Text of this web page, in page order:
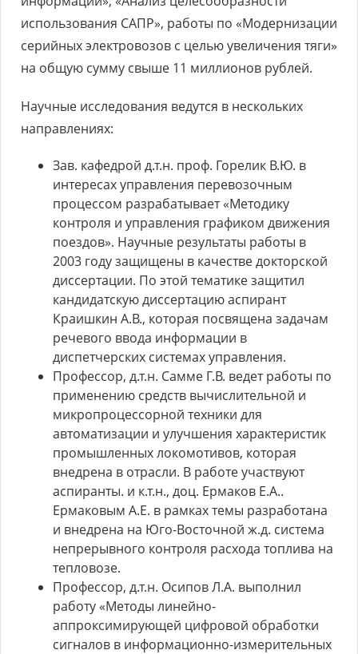
использования САПР», работы по «Модернизации
серийных электровозов с целью увеличения тяги»
на общую сумму свыше 11 миллионов рублей.
Научные исследования ведутся в нескольких
направлениях:
Зав. кафедрой д.т.н. проф. Горелик В.Ю. в
интересах управления перевозочным
процессом разрабатывает «Методику
контроля и управления графиком движения
поездов». Научные результаты работы в
2003 году защищены в качестве докторской
диссертации. По этой тематике защитил
кандидатскую диссертацию аспирант
Краишкин А.В., которая посвящена задачам
речевого ввода информации в
диспетчерских системах управления.
Профессор, д.т.н. Самме Г.В. ведет работы по
применению средств вычислительной и
микропроцессорной техники для
автоматизации и улучшения характеристик
промышленных локомотивов, которая
внедрена в отрасли. В работе участвуют
аспиранты. и к.т.н., доц. Ермаков Е.А..
Ермаковым А.Е. в рамках темы разработана
и внедрена на Юго-Восточной ж.д. система
непрерывного контроля расхода топлива на
тепловозе.
Профессор, д.т.н. Осипов Л.А. выполнил
работу «Методы линейно-
аппроксимирующей цифровой обработки
сигналов в информационно-измерительных